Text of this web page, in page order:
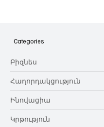
նվիրում որոշում
Categories
Բիզնես
Հաղորդակցություն
Ինովացիա
Կրթություն